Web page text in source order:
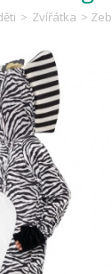
> Zvířátka >